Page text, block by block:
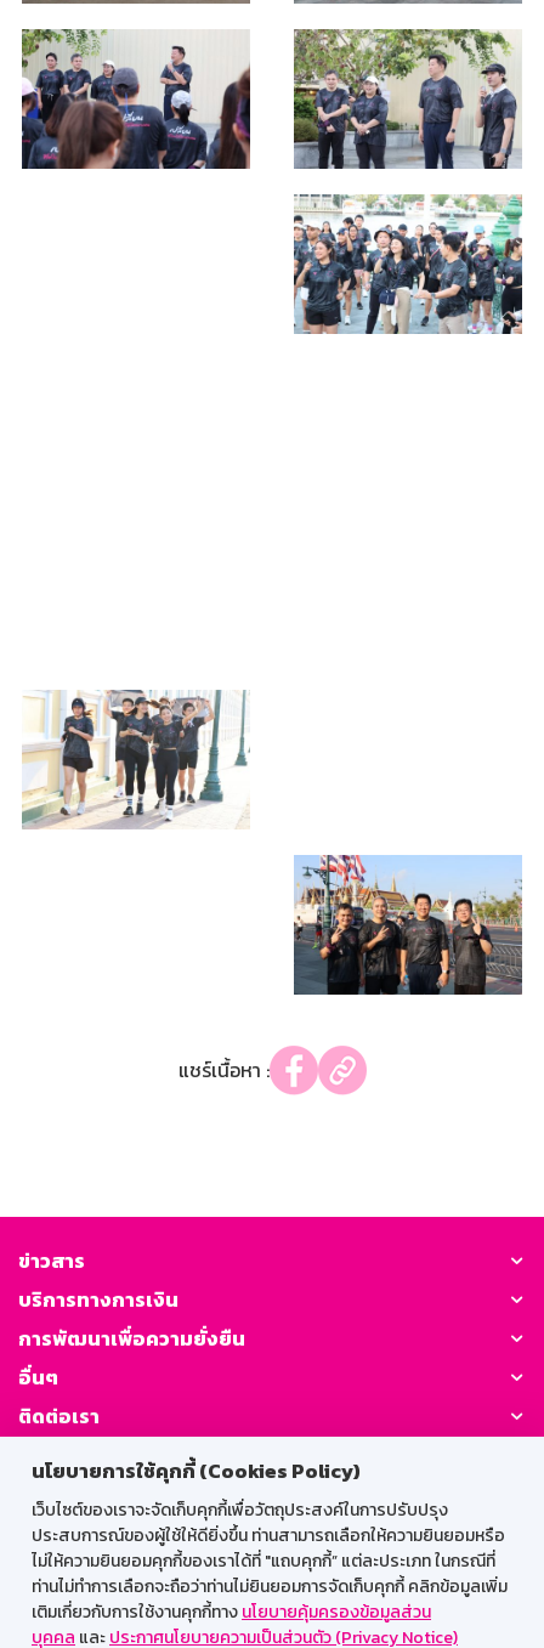
นโยบายการใช้คุกกี้ (Cookies Policy)
เว็บไซต์ของเราจะจัดเก็บคุกกี้เพื่อวัตถุประสงค์ในการปรับปรุง
ประสบการณ์ของผู้ใช้ให้ดียิ่งขึ้น ท่านสามารถเลือกให้ความยินยอมหรือ
ไม่ให้ความยินยอมคุกกี้ของเราได้ที่ "แถบคุกกี้” แต่ละประเภท ในกรณีที่
ท่านไม่ทำการเลือกจะถือว่าท่านไม่ยินยอมการจัดเก็บคุกกี้ คลิกข้อมูลเพิ่ม
เติมเกี่ยวกับการใช้งานคุกกี้ทางนโยบายคุ้มครองข้อมูลส่วน
บุคคล และประกาศนโยบายความเป็นส่วนตัว (Privacy Notice)
แชร์เนื้อหา :
ข่าวสาร
บริการทางการเงิน
การพัฒนาเพื่อความยั่งยืน
อื่นๆ
ติดต่อเรา
GSB Society:
สำหรับพนักงาน
Web HR
GSB Wisdom M-Search